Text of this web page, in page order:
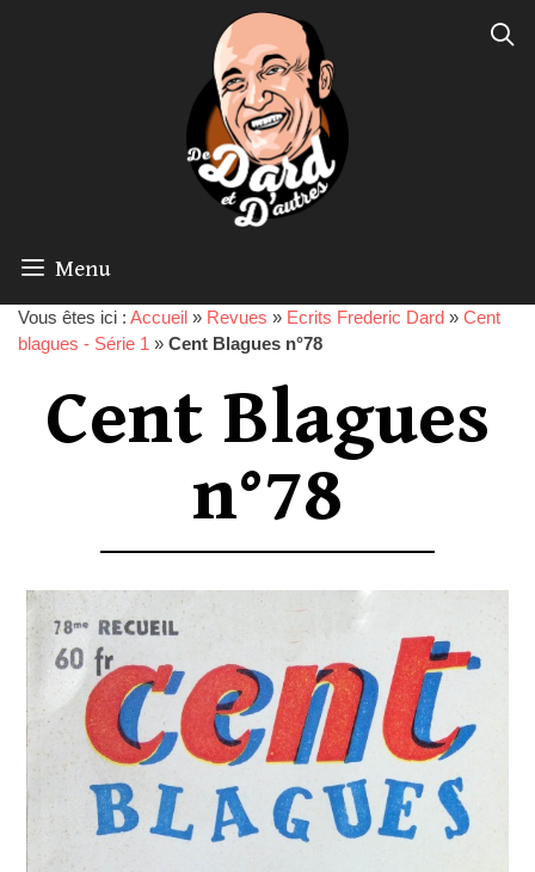
Menu
Vous êtes ici : Accueil » Revues » Ecrits Frederic Dard » Cent
blagues - Série 1 » Cent Blagues n°78
Cent Blagues
n°78